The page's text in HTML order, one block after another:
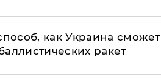
как Украина сможет
ракет